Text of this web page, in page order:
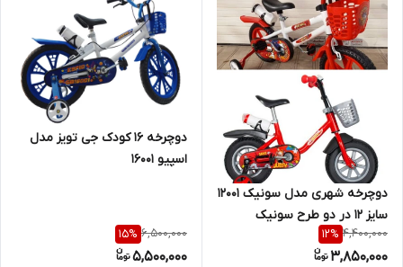
دوچرخه شهری مدل سونیک 12001
سایز 12 در دو طرح سونیک
اکو(فاقد ترمز و سونیک ترمز دار)
4,400,000
12%
3,850,000
دوچرخه 16 کودک جی تویز مدل
اسپیو 16001
6,500,000
15%
5,500,000